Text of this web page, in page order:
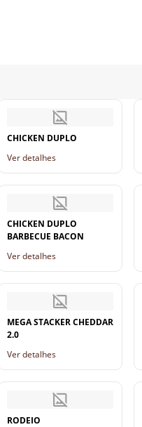
CHICKEN DUPLO
Ver detalhes
CHICKEN DUPLO
BARBECUE BACON
Ver detalhes
MEGA STACKER CHEDDAR
2.0
Ver detalhes
RODEIO